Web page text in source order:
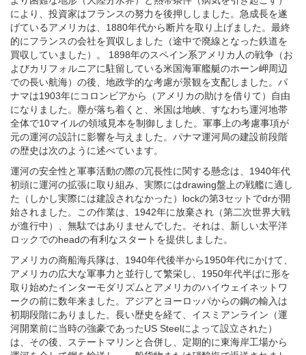
的にフランスの会社を買収しました（途中で廃線となった鉄道を
買収していました）。 1898年のスペイン系アメリカ人の戦争（お
よびカリフォルニアに駐留している米国海軍艦艇のホーン岬周辺
での長い航海）の後、地政学的な考慮が景観を支配しました。パ
ナマは1903年にコロンビアから（アメリカの助けを借りて）自由
になりました。塵が落ち着くと、米国は地峡、すなわち運河地帯
全体で10マイルの領域見本を制御しました。軍事上の考慮事項が
元の運河の設計に影響を与えました。パナマ運河局の建設前段階
の歴史は次のように述べています。
運河の安全性と軍事活動の際の冗長性に関する懸念は、1940年代
初頭に運河の拡張に取り組み、実際にはdrawing盤上の戦艦に適し
た（しかし実際には建設されなかった）lockの第3セットでdrが開
始されました。この作業は、1942年に放棄され（第二次世界大戦
が進行中）、無駄ではありませんでした。それは、新しい太平洋
ロックでのheadの有利なスタートを提供しました。
アメリカの商船海兵隊は、1940年代後半から1950年代にかけて、
アメリカの広大な軍事力と並行して繁栄し、1950年代半ばに形を
取り始めたインターモダリズムとアメリカのハイウェイネットワ
ークの前に数年来ました。アジアとヨーロッパからの鋼の輸入は
初期段階にありました。長い歴史を経て、イスミアンライン（運
河開業前に当時の強豪であったUS Steelによって設立された）
は、その後、ステートマリンと合併し、定期的に東海岸工場から
運河を介して鋼を輸送し、一般貨物または硝酸塩で返送されまし
た。競合他社のベツレヘム製鋼によって設立されたカルマー蒸気
船は、イスミアンの貨物コストの優位性に応えて、ライクスライ